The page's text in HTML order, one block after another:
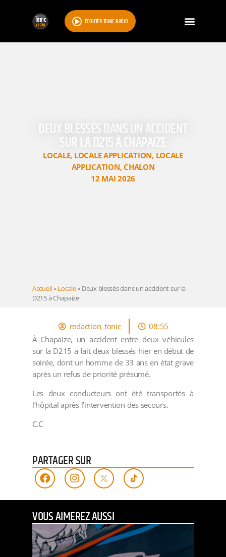
ÉCOUTER TONIC RADIO
DEUX BLESSÉS DANS UN ACCIDENT
SUR LA D215 À CHAPAIZE
LOCALE, LOCALE APPLICATION, LOCALE
APPLICATION,CHALON
12 MAI 2026
Accueil»Locale» Deux blessés dans un accident sur la
D215 à Chapaize
redaction_tonic
08:55
À Chapaize, un accident entre deux véhicules
sur la D215 a fait deux blessés hier en début de
soirée, dont un homme de 33 ans en état grave
après un refus de priorité présumé.
Les deux conducteurs ont été transportés à
l’hôpital après l’intervention des secours.
C.C
PARTAGER SUR
VOUS AIMEREZ AUSSI